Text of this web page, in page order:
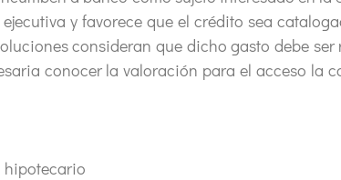
y favorece que el crédito sea
consideran que dicho gasto debe
conocer la valoración para el acceso la
hipotecario